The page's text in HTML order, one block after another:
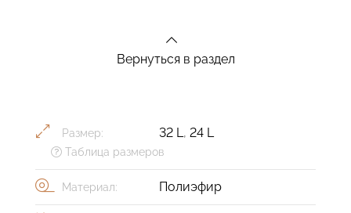
Вернуться в раздел
Размер: 32 L, 24 L
Таблица размеров
Материал: Полиэфир